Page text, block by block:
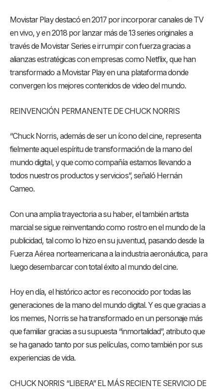
Movistar Play destacó en 2017 por incorporar canales de TV
en vivo, y en 2018 por lanzar más de 13 series originales a
través de Movistar Series e irrumpir con fuerza gracias a
alianzas estratégicas con empresas como Netflix, que han
transformado a Movistar Play en una plataforma donde
convergen los mejores contenidos de video del mundo.
REINVENCIÓN PERMANENTE DE CHUCK NORRIS
“Chuck Norris, además de ser un ícono del cine, representa
fielmente aquel espíritu de transformación de la mano del
mundo digital, y que como compañía estamos llevando a
todos nuestros productos y servicios”, señaló Hernán
Cameo.
Con una amplia trayectoria a su haber, el también artista
marcial se sigue reinventando como rostro en el mundo de la
publicidad, tal como lo hizo en su juventud, pasando desde la
Fuerza Aérea norteamericana a la industria aeronáutica, para
luego desembarcar con total éxito al mundo del cine.
Hoy en día, el histórico actor es reconocido por todas las
generaciones de la mano del mundo digital. Y es que gracias a
los memes, Norris se ha transformado en un personaje más
que familiar gracias a su supuesta “inmortalidad”, atributo que
se ha ganado tanto por sus películas, como también por sus
experiencias de vida.
CHUCK NORRIS “LIBERA” EL MÁS RECIENTE SERVICIO DE